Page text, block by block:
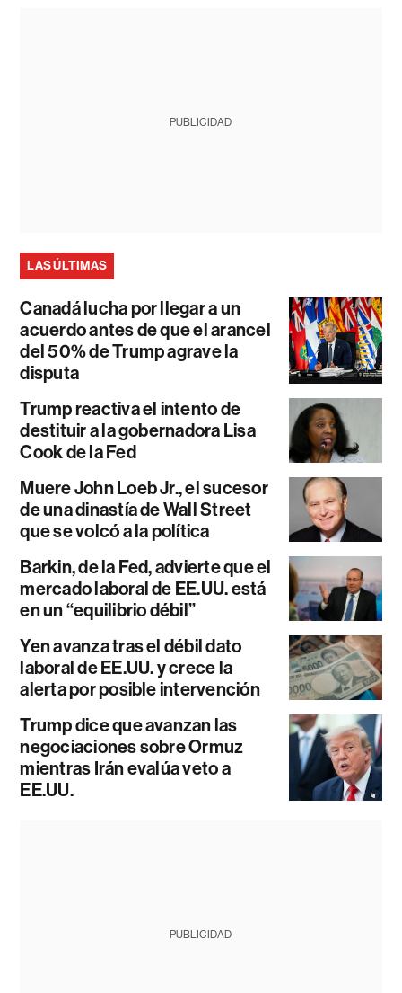
PUBLICIDAD
LAS ÚLTIMAS
Canadá lucha por llegar a un
acuerdo antes de que el arancel
del 50% de Trump agrave la
disputa
Trump reactiva el intento de
destituir a la gobernadora Lisa
Cook de la Fed
Muere John Loeb Jr., el sucesor
de una dinastía de Wall Street
que se volcó a la política
Barkin, de la Fed, advierte que el
mercado laboral de EE.UU. está
en un “equilibrio débil”
Yen avanza tras el débil dato
laboral de EE.UU. y crece la
alerta por posible intervención
Trump dice que avanzan las
negociaciones sobre Ormuz
mientras Irán evalúa veto a
EE.UU.
PUBLICIDAD